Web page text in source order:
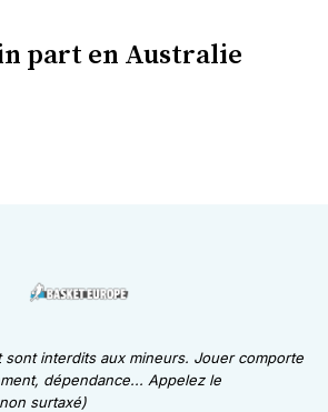
part en Australie
sont interdits aux mineurs. Jouer comporte
dépendance... Appelez le
surtaxé)